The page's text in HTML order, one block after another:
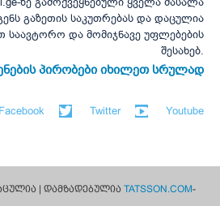
გაზეთის საკუთრებას და დაცულია
საავტორო და მომიჯნავე უფლებების
შესახებ.
პირობები იხილეთ სრულად
Facebook Twitter Youtube
| დამზადებულია TATSSON.COM-